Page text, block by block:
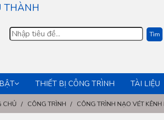
THÀNH
THIẾT BỊ CÔNG TRÌNH TÀI LIỆU
CHỦ / CÔNG TRÌNH / CÔNG TRÌNH NẠO VÉT